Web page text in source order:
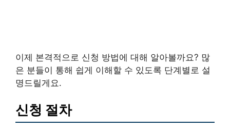
이제 본격적으로 신청 방법에 대해 알아볼까요? 많
은 분들이 통해 쉽게 이해할 수 있도록 단계별로 설
명드릴게요.
신청 절차